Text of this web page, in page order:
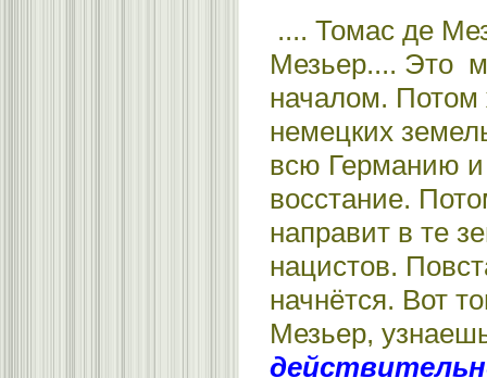
.... Томас де
Мезьер.... Это
началом. Потом
немецких
всю Германию
восстание.
направит в те
нацистов.
начнётся. Вот
Мезьер,